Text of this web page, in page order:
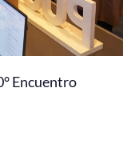
Encuentro